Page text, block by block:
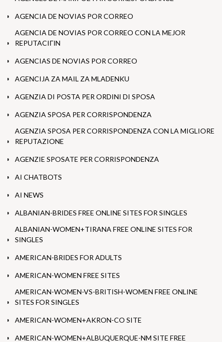
AGENCIA DE NOVIAS POR CORREO
AGENCIA DE NOVIAS POR CORREO CON LA MEJOR
REPUTACIГІN
AGENCIAS DE NOVIAS POR CORREO
AGENCIJA ZA MAIL ZA MLADENKU
AGENZIA DI POSTA PER ORDINI DI SPOSA
AGENZIA SPOSA PER CORRISPONDENZA
AGENZIA SPOSA PER CORRISPONDENZA CON LA MIGLIORE
REPUTAZIONE
AGENZIE SPOSATE PER CORRISPONDENZA
AI CHATBOTS
AI NEWS
ALBANIAN-BRIDES FREE ONLINE SITES FOR SINGLES
ALBANIAN-WOMEN+TIRANA FREE ONLINE SITES FOR
SINGLES
AMERICAN-BRIDES FOR ADULTS
AMERICAN-WOMEN FREE SITES
AMERICAN-WOMEN-VS-BRITISH-WOMEN FREE ONLINE
SITES FOR SINGLES
AMERICAN-WOMEN+AKRON-CO SITE
AMERICAN-WOMEN+ALBUQUERQUE-NM SITE FREE